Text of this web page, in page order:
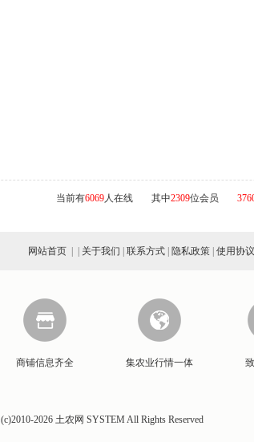
当前有6069人在线 其中2309位会员
网站首页 关于我们 联系方式 隐私政策 使用协议
商铺信息齐全 集农业行情一体
(c)2010-2026 土农网 SYSTEM All Rights Reserved